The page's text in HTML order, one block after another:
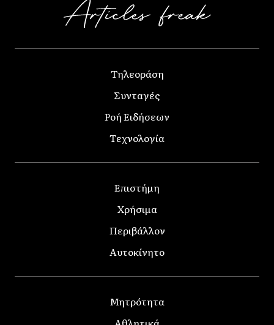
Τηλεοράση
Συνταγές
Ροή Ειδήσεων
Τεχνολογία
Επιστήμη
Χρήσιμα
Περιβάλλον
Αυτοκίνητο
Μητρότητα